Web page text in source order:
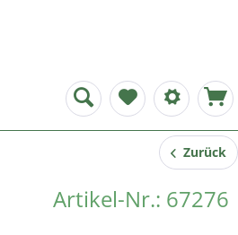
Zurück
Artikel-Nr.: 67276